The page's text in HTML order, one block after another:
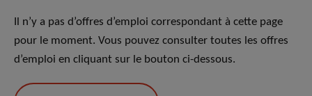
Il n’y a pas d’offres d’emploi correspondant à cette page
pour le moment. Vous pouvez consulter toutes les offres
d’emploi en cliquant sur le bouton ci-dessous.